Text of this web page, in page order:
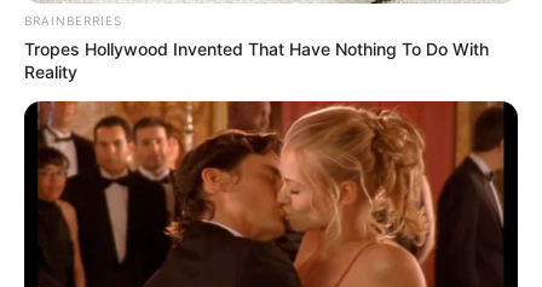
BRAINBERRIES
Tropes Hollywood Invented That Have Nothing To Do With
Reality